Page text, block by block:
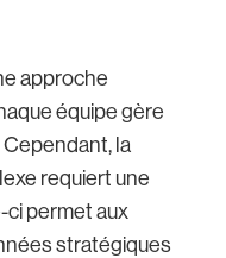
approche
équipe gère
la
requiert une
permet aux
stratégiques